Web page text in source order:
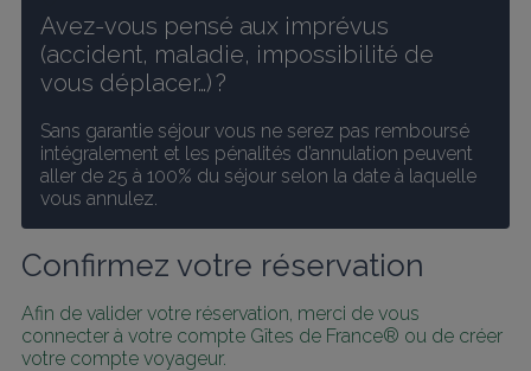
Avez-vous pensé aux imprévus
(accident, maladie, impossibilité de
vous déplacer…) ?
Sans garantie séjour vous ne serez pas remboursé
intégralement et les pénalités d’annulation peuvent
aller de 25 à 100% du séjour selon la date à laquelle
vous annulez.
Confirmez votre réservation
Afin de valider votre réservation, merci de vous
connecter à votre compte Gîtes de France® ou de créer
votre compte voyageur.